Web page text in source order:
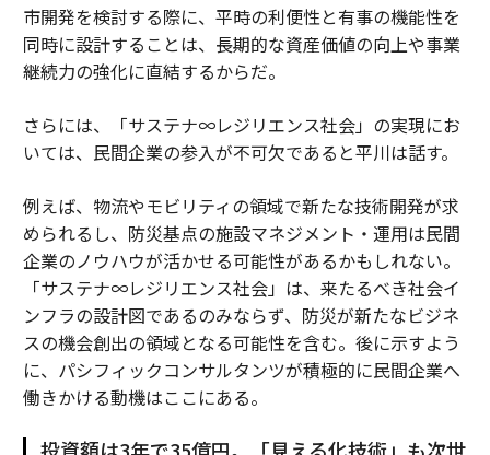
市開発を検討する際に、平時の利便性と有事の機能性を
同時に設計することは、長期的な資産価値の向上や事業
継続力の強化に直結するからだ。
さらには、「サステナ∞レジリエンス社会」の実現にお
いては、民間企業の参入が不可欠であると平川は話す。
例えば、物流やモビリティの領域で新たな技術開発が求
められるし、防災基点の施設マネジメント・運用は民間
企業のノウハウが活かせる可能性があるかもしれない。
「サステナ∞レジリエンス社会」は、来たるべき社会イ
ンフラの設計図であるのみならず、防災が新たなビジネ
スの機会創出の領域となる可能性を含む。後に示すよう
に、パシフィックコンサルタンツが積極的に民間企業へ
働きかける動機はここにある。